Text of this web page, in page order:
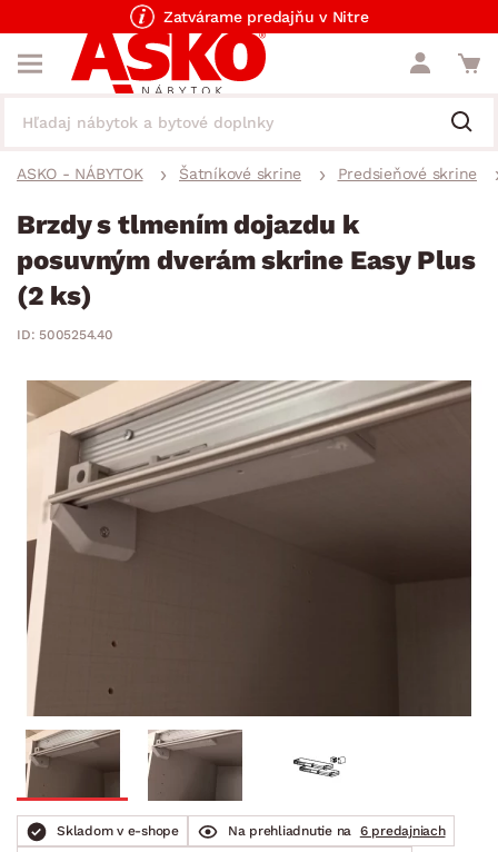
Zatvárame predajňu v Nitre
ASKO - NÁBYTOK Šatníkové skrine Predsieňové skrine
Brzdy s tlmením dojazdu k
posuvným dverám skrine Easy Plus
(2 ks)
ID: 5005254.40
Skladom v e-shope Na prehliadnutie na
6 predajniach